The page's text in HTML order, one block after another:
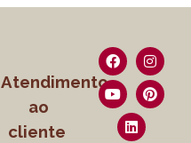
Atendimento
ao
cliente